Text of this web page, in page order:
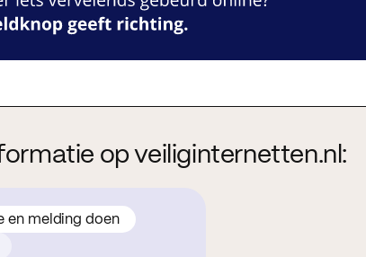
op veiliginternetten.nl:
en melding doen